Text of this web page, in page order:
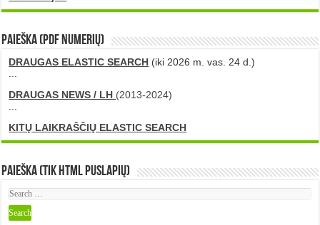
PAIEŠKA (PDF numerių)
DRAUGAS ELASTIC SEARCH (iki 2026 m. vas. 24 d.)
DRAUGAS NEWS / LH (2013-2024)
KITŲ LAIKRAŠČIŲ ELASTIC SEARCH
Paieška (tik HTML puslapių)